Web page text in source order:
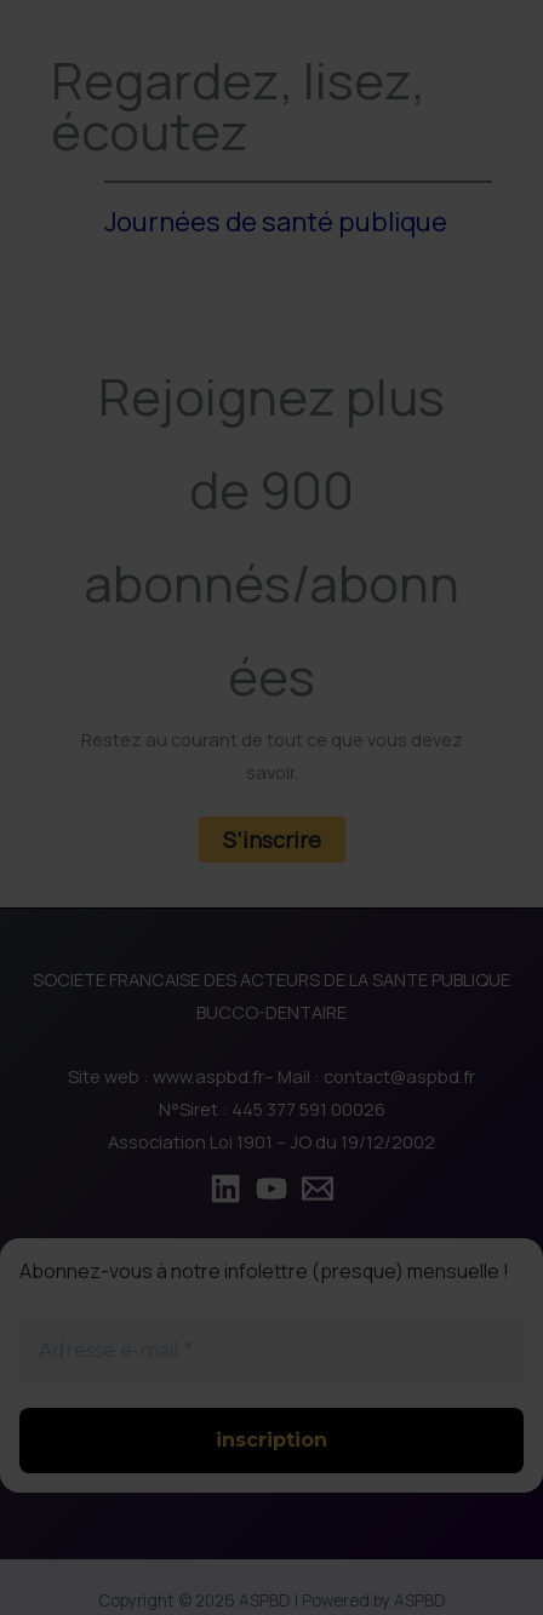
Regardez, lisez,
écoutez
Journées de santé publique
Rejoignez plus
de 900
abonnés/abonn
ées
Restez au courant de tout ce que vous devez
savoir.
S’inscrire
SOCIETE FRANCAISE DES ACTEURS DE LA SANTE PUBLIQUE
BUCCO-DENTAIRE
Site web : www.aspbd.fr– Mail : contact@aspbd.fr
N°Siret : 445 377 591 00026
Association Loi 1901 – JO du 19/12/2002
Abonnez-vous à notre infolettre (presque) mensuelle !
*
Copyright © 2026 ASPBD | Powered by ASPBD